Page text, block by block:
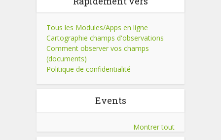
Tous les Modules/Apps en ligne
Cartographie champs d'observations
Comment observer vos champs
(documents)
Politique de confidentialité
Events
Montrer tout